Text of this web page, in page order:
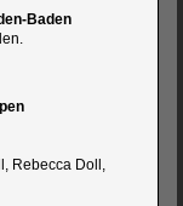
Baden
Rebecca Doll,